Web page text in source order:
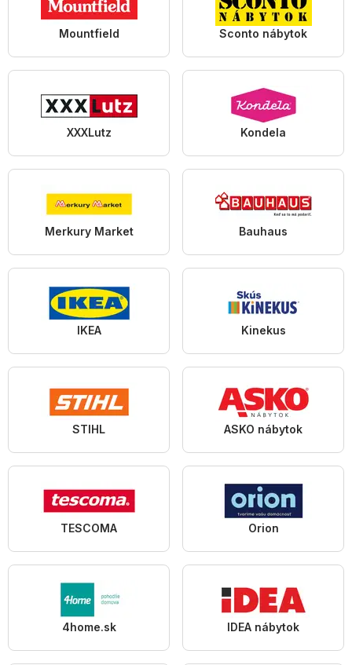
Mountfield Sconto nábytok
XXXLutz Kondela
Merkury Market Bauhaus
IKEA Kinekus
STIHL ASKO nábytok
TESCOMA Orion
4home.sk IDEA nábytok